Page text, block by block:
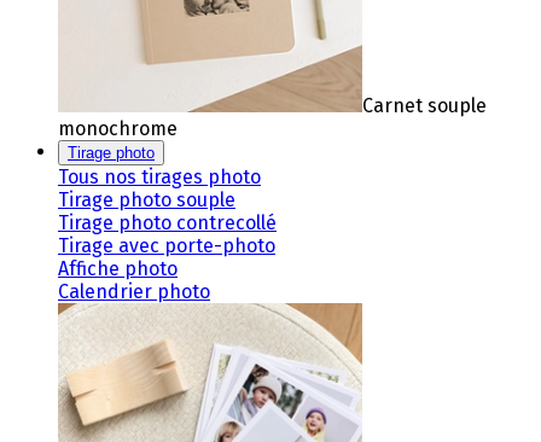
Carnet souple
monochrome
Tirage photo
Tous nos tirages photo
Tirage photo souple
Tirage photo contrecollé
Tirage avec porte-photo
Affiche photo
Calendrier photo